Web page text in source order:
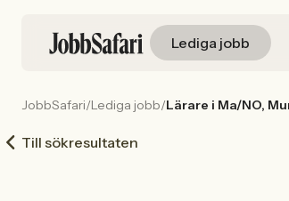
Lediga jobb
JobbSafari/Lediga jobb/Lärare i Ma/NO,
Till sökresultaten